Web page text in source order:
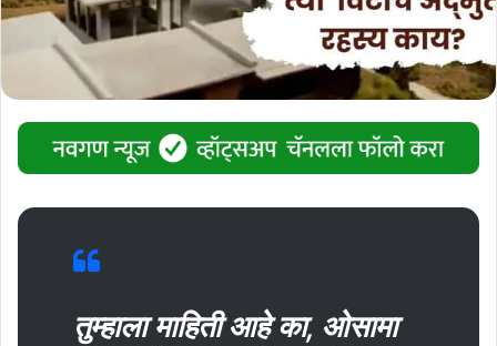
तुम्हाला माहिती आहे का, ओसामा